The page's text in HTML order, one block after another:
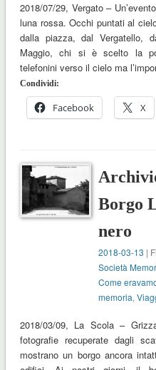
2018/07/29, Vergato –
luna rossa. Occhi puntati al
dalla piazza, dal Vergatello,
Maggio, chi si è scelto la
telefonini verso il cielo ma
Condividi:
Facebook X
Borgo
nero
2018-03-13 |
Società
Come
memoria,
2018/03/09, La Scola –
fotografie recuperate dagli
mostrano un borgo ancora